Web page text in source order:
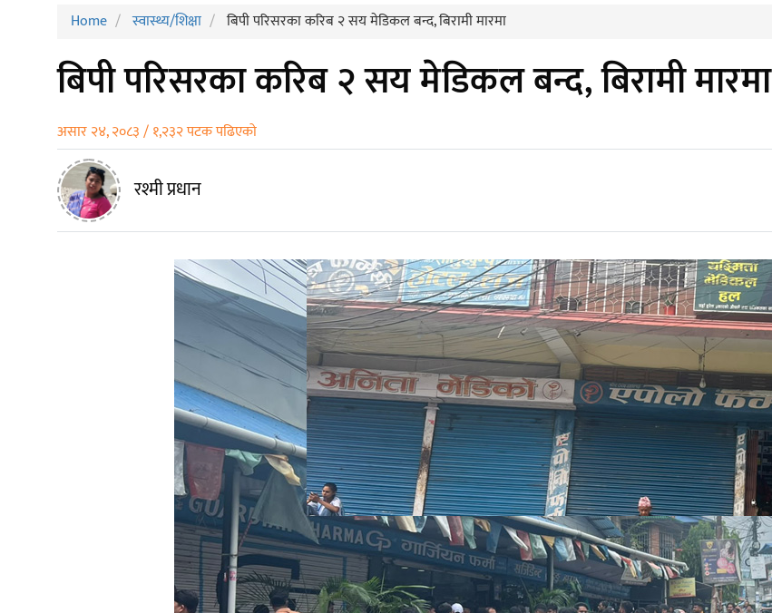
Home स्वास्थ्य/शिक्षा बिपी परिसरका करिब २ सय मेडिकल बन्द, बिरामी मारमा
बिपी परिसरका करिब २ सय मेडिकल बन्द, बिरामी मारमा
असार २४, २०८३ / १,२३२ पटक पढिएको
रश्मी प्रधान